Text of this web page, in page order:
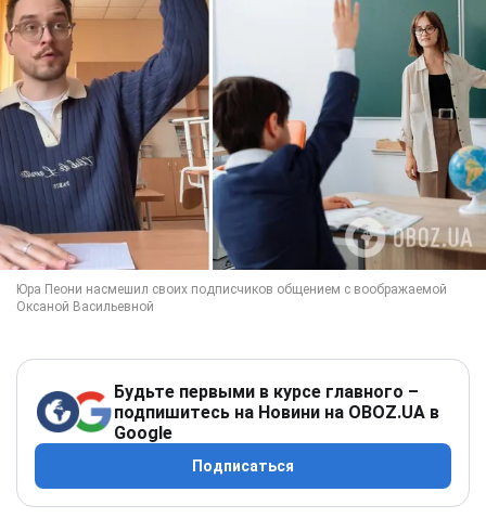
Будьте первыми в курсе главного –
подпишитесь на Новини на OBOZ.UA в
Google
Подписаться